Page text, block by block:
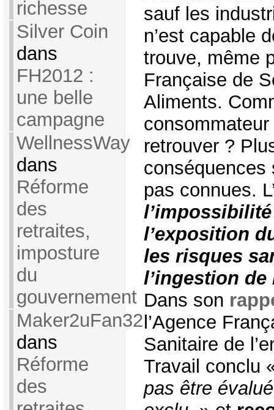
richesse
Silver Coin
dans
FH2012 :
une belle
campagne
WellnessWay
dans
Réforme
des
retraites,
imposture
du
gouvernement
Maker2uFan32
dans
Réforme
des
sauf les
n’est capable
trouve, même
Française de
Aliments.
consommateur
retrouver ?
conséquences
pas connues.
l’impossibilité
l’exposition
les risques
l’ingestion
Dans son
l’Agence
Sanitaire de
Travail conclu
pas être